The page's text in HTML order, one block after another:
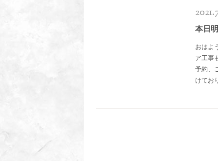
本日
おはよ
ア工事
予約、
けてお